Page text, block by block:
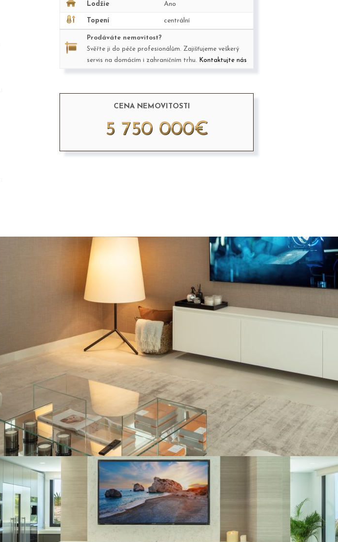
Lodžie Ano
Topení centrální
Prodáváte nemovitost?
Svěřte ji do péče profesionálům. Zajišťujeme veškerý
servis na domácím i zahraničním trhu.
Kontaktujte nás
CENA NEMOVITOSTI
5 750 000€